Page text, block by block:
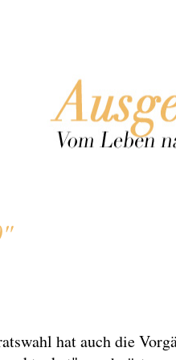
hat auch die